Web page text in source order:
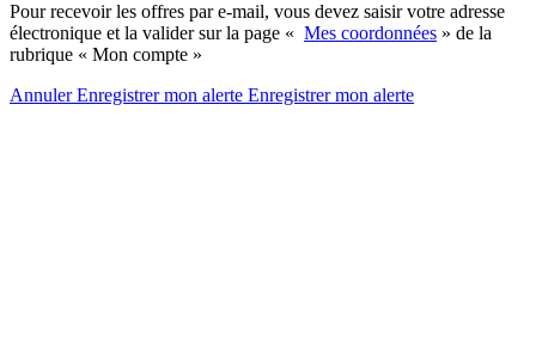
Pour recevoir les offres par e-mail, vous devez saisir votre adresse
électronique et la valider sur la page « Mes coordonnées » de la
rubrique « Mon compte »
AnnulerEnregistrer mon alerte Enregistrermon alerte